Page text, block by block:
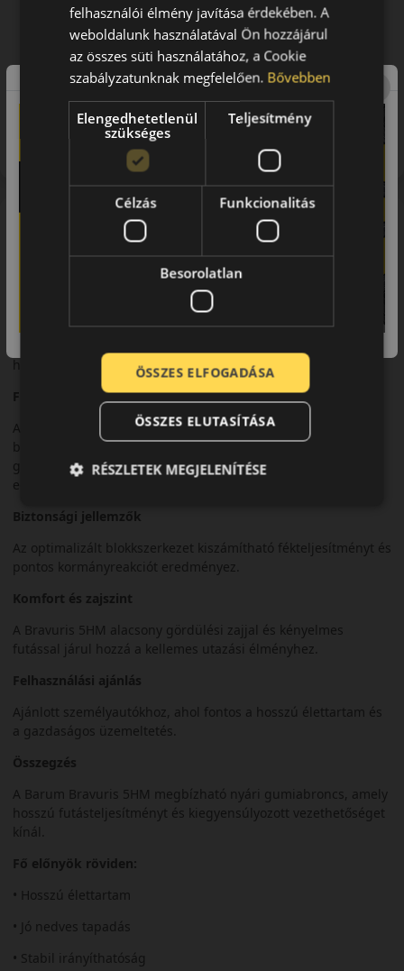
A mintázat
Barum Bravuris 5HM – Nyári személyautó gumi
Bevezető – Nagy futásteljesítmény és stabil irányíthatóság
egy nyári személyautó-abroncs,
amelyet hosszú élettartamra és kiegyensúlyozott
használatra, városi és országúti közlekedéshez.
Futófelület és tapadás
A korszerű futófelületi mintázat hatékony vízelvezetést
biztosít, csökkentve az aquaplaning kockázatát. A speciális
gumikeverék stabil tapadást nyújt száraz és nedves úton
egyaránt.
Biztonsági jellemzők
Az optimalizált blokkszerkezet kiszámítható fékteljesítményt és
pontos kormányreakciót eredményez.
Komfort és zajszint
A Bravuris 5HM alacsony gördülési zajjal és kényelmes
futással járul hozzá a kellemes utazási élményhez.
Felhasználási ajánlás
Ajánlott személyautókhoz, ahol fontos a hosszú élettartam és
a gazdaságos üzemeltetés.
Összegzés
A Barum Bravuris 5HM megbízható nyári gumiabroncs, amely
hosszú futásteljesítményt és kiegyensúlyozott vezethetőséget
kínál.
Fő előnyök röviden:
• Hosszú élettartam
• Jó nedves tapadás
• Stabil irányíthatóság
Figyelem a feltüntetett címke adatok tájékoztató
jellegűek. Előfordulhat, hogy még a korábbi EU-s címkével
ellátott abroncs kerül kiszállításra.
felhasználói élmény javítása érdekében. A
weboldalunk használatával Ön hozzájárul
az összes süti használatához, a Cookie
szabályzatunknak megfelelően. Bővebben
Elengedhetetlenül
szükséges
Teljesítmény
Célzás Funkcionalitás
Besorolatlan
ÖSSZES ELFOGADÁSA
ÖSSZES ELUTASÍTÁSA
RÉSZLETEK MEGJELENÍTÉSE